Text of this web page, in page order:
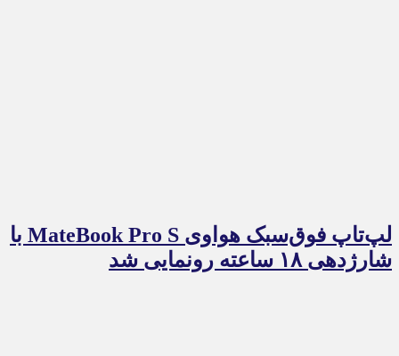
لپ‌تاپ فوق‌سبک هواوی MateBook Pro S با
شارژدهی ۱۸ ساعته رونمایی شد